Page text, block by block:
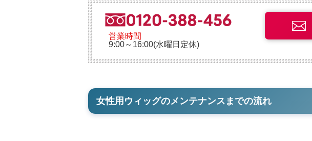
営業時間
9:00～16:00(水曜日定休)
女性用ウィッグのメンテナンスまでの流れ